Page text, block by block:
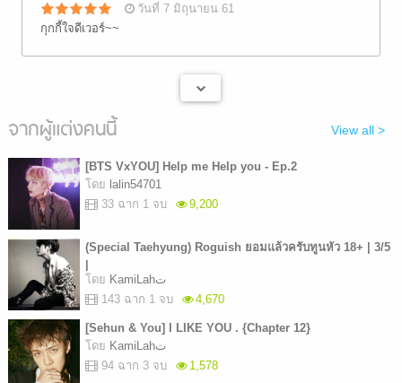
วันที่ 7 มิถุนายน 61
กุกกี้ใจดีเวอร์~~
จากผู้แต่งคนนี้ View all >
[BTS VxYOU] Help me Help you - Ep.2
โดย lalin54701
33 ฉาก 1 จบ
9,200
(Special Taehyung) Roguish ยอมแล้วครับทูนหัว 18+ | 3/5
โดย
KamiLahت
143 ฉาก 1 จบ
4,670
[Sehun & You] I LIKE YOU . {Chapter 12}
โดย
KamiLahت
94 ฉาก 3 จบ
1,578